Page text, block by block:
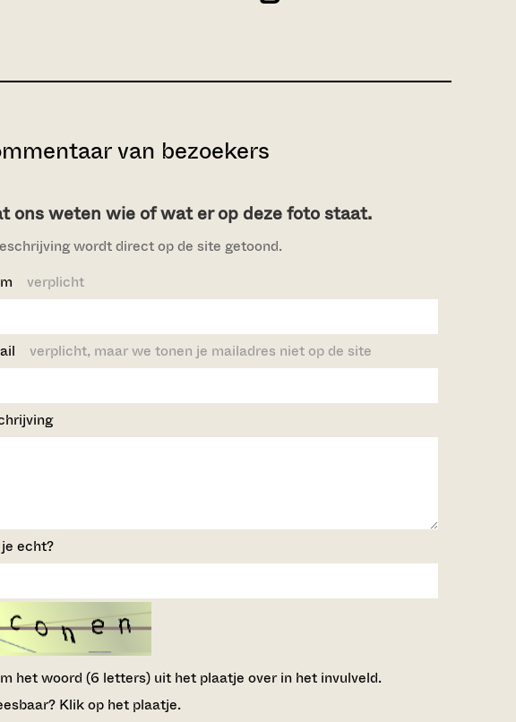
van bezoekers
ons weten wie of wat er op deze foto staat.
wordt direct op de site getoond.
verplicht
verplicht, maar we tonen je mailadres niet op de site
echt?
het woord (6 letters) uit het plaatje over in het invulveld.
Klik op het plaatje.